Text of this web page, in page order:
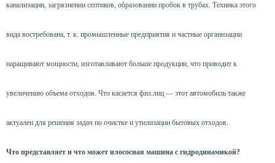
канализации, загрязнении септиков, образовании пробок в трубах. Техника этого
вида востребована, т. к. промышленные предприятия и частные организации
наращивают мощности, изготавливают больше продукции, что приводит к
увеличению объема отходов. Что касается физ.лиц — этот автомобиль также
актуален для решения задач по очистке и утилизации бытовых отходов.
Что представляет и что может илососная машина с гидродинамикой?